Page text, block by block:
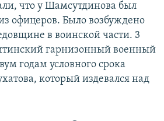
что у Шамсутдинова был
офицеров. Было возбуждено
в воинской части. 3
гарнизонный военный
годам условного срока
который издевался над